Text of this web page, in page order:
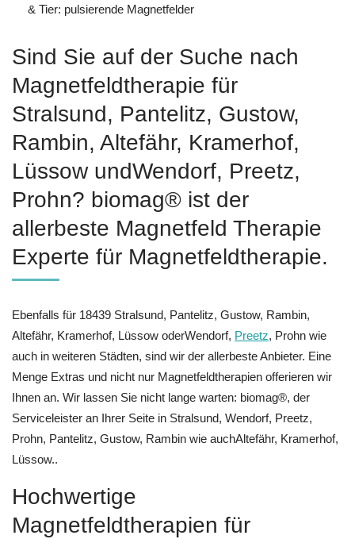
& Tier: pulsierende Magnetfelder
Sind Sie auf der Suche nach
Magnetfeldtherapie für
Stralsund, Pantelitz, Gustow,
Rambin, Altefähr, Kramerhof,
Lüssow undWendorf, Preetz,
Prohn? biomag® ist der
allerbeste Magnetfeld Therapie
Experte für Magnetfeldtherapie.
Ebenfalls für 18439 Stralsund, Pantelitz, Gustow, Rambin,
Altefähr, Kramerhof, Lüssow oderWendorf, Preetz, Prohn wie
auch in weiteren Städten, sind wir der allerbeste Anbieter. Eine
Menge Extras und nicht nur Magnetfeldtherapien offerieren wir
Ihnen an. Wir lassen Sie nicht lange warten: biomag®, der
Serviceleister an Ihrer Seite in Stralsund, Wendorf, Preetz,
Prohn, Pantelitz, Gustow, Rambin wie auchAltefähr, Kramerhof,
Lüssow..
Hochwertige
Magnetfeldtherapien für